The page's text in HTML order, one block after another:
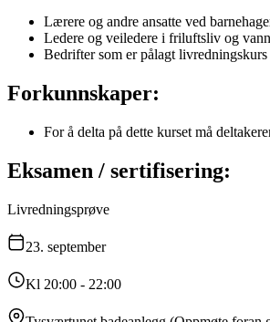
Lærere og andre ansatte ved
Ledere og veiledere i friluftsliv og
Bedrifter som er pålagt livredningskurs
Forkunnskaper:
For å delta på dette kurset må
Eksamen / sertifisering:
Livredningsprøve
23. september
Kl 20:00 - 22:00